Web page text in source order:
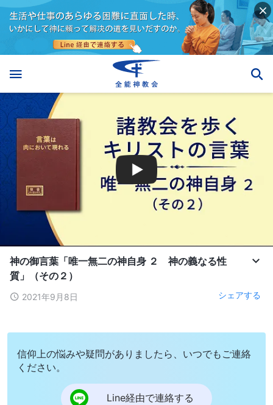
神の御言葉「唯一無二の神自身 ２ 神の義なる性
質」（その２）
2021年9月8日 シェアする
信仰上の悩みや疑問がありましたら、いつでもご連絡
ください。
Line経由で連絡する